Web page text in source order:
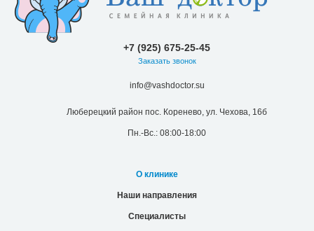
+7 (925) 675-25-45
Заказать звонок
info@vashdoctor.su
Люберецкий район пос. Коренево, ул. Чехова, 16б
Пн.-Вс.: 08:00-18:00
О клинике
Наши направления
Специалисты